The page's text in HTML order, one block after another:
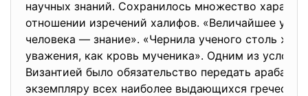
научных знаний. Сохранилось множество
отношении изречений халифов. «Величайшее
человека — знание». «Чернила ученого столь же
уважения, как кровь мученика». Одним из
Византией было обязательство передать арабам
экземпляру всех наиболее выдающихся греческих